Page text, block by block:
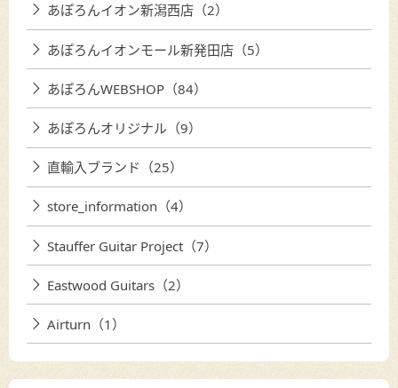
あぽろんイオン新潟西店（2）
あぽろんイオンモール新発田店（5）
あぽろんWEBSHOP（84）
あぽろんオリジナル（9）
直輸入ブランド（25）
store_information（4）
Stauffer Guitar Project（7）
Eastwood Guitars（2）
Airturn（1）